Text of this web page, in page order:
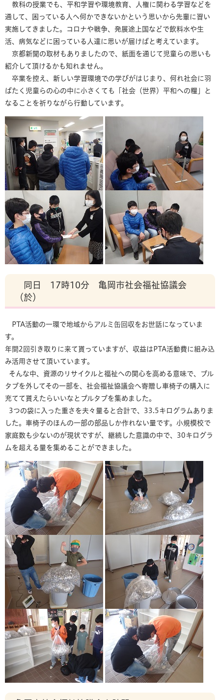
教科の授業でも、平和学習や環境教育、人権に関わる学習などを
通して、困っている人へ何かできないかという思いから先輩に習い
実施してきました。コロナや戦争、発展途上国などで飲料水や生
活、病気などに困っている人達に思いが届けばと考えています。
京都新聞の取材もありましたので、紙面を通じて児童らの思いも
紹介して頂けるかも知れません。
卒業を控え、新しい学習環境での学びがはじまり、何れ社会に羽
ばたく児童らの心の中に小さくても「社会（世界）平和への糧」と
なることを祈りながら行動しています。
同日 17時10分 亀岡市社会福祉協議会
（於）
PTA活動の一環で地域からアルミ缶回収をお世話になっていま
す。
年間2回引き取りに来て貰っていますが、収益はPTA活動費に組み込
み活用させて頂いています。
そんな中、資源のリサイクルと福祉への関心を高める意味で、プル
タブを外してその一部を、社会福祉協議会へ寄贈し車椅子の購入に
充てて貰えたらいいなとプルタブを集めました。
3つの袋に入った重さを夫々量ると合計で、33.5キログラムありま
した。車椅子のほんの一部の部品しか作れない量です。小規模校で
家庭数も少ないのが現状ですが、継続した意識の中で、30キログラ
ムを超える量を集めることができました。